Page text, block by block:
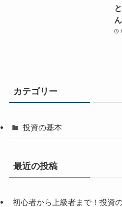
カテゴリー
投資の基本
最近の投稿
初心者から上級者まで！投資